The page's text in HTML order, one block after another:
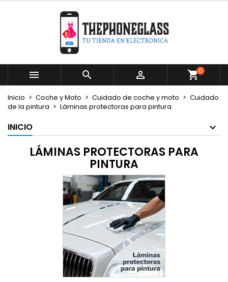
   0
Inicio Coche y Moto Cuidado de coche y moto
Cuidado
de la pintura
Láminas protectoras para pintura
INICIO
LÁMINAS PROTECTORAS PARA
PINTURA
Mi lista de deseos
Crear nueva lista
((modalTitle))
((confirmMessage))
((cancelText)) ((modalDeleteText))
Crear lista de deseos
Nombre de la lista de deseos
Cancelar Crear lista de deseos
Iniciar sesión
Debe iniciar sesión para guardar productos en su
lista de deseos.
Cancelar Iniciar sesión